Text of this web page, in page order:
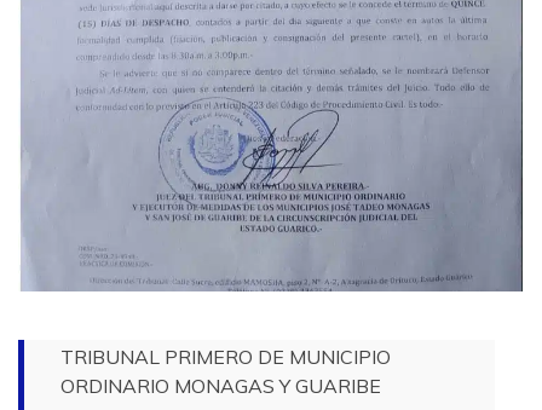
TRIBUNAL PRIMERO DE MUNICIPIO
ORDINARIO MONAGAS Y GUARIBE